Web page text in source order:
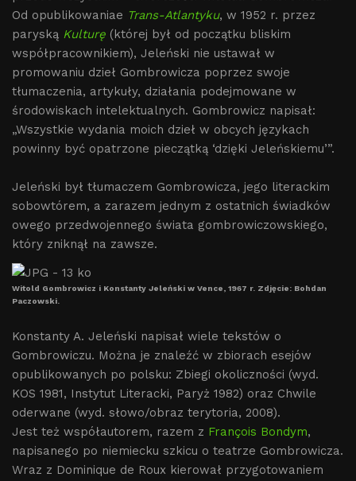
Od opublikowaniae Trans-Atlantyku, w 1952 r. przez
paryską Kulturę (której był od początku bliskim
współpracownikiem), Jeleński nie ustawał w
promowaniu dzieł Gombrowicza poprzez swoje
tłumaczenia, artykuły, działania podejmowane w
środowiskach intelektualnych. Gombrowicz napisał:
„Wszystkie wydania moich dzieł w obcych językach
powinny być opatrzone pieczątką ‘dzięki Jeleńskiemu’”.
Jeleński był tłumaczem Gombrowicza, jego literackim
sobowtórem, a zarazem jednym z ostatnich świadków
owego przedwojennego świata gombrowiczowskiego,
który zniknął na zawsze.
Witold Gombrowicz i Konstanty Jeleński w Vence, 1967 r. Zdjęcie: Bohdan
Paczowski.
Konstanty A. Jeleński napisał wiele tekstów o
Gombrowiczu. Można je znaleźć w zbiorach esejów
opublikowanych po polsku: Zbiegi okoliczności (wyd.
KOS 1981, Instytut Literacki, Paryż 1982) oraz Chwile
oderwane (wyd. słowo/obraz terytoria, 2008).
Jest też współautorem, razem z François Bondym,
napisanego po niemiecku szkicu o teatrze Gombrowicza.
Wraz z Dominique de Roux kierował przygotowaniem